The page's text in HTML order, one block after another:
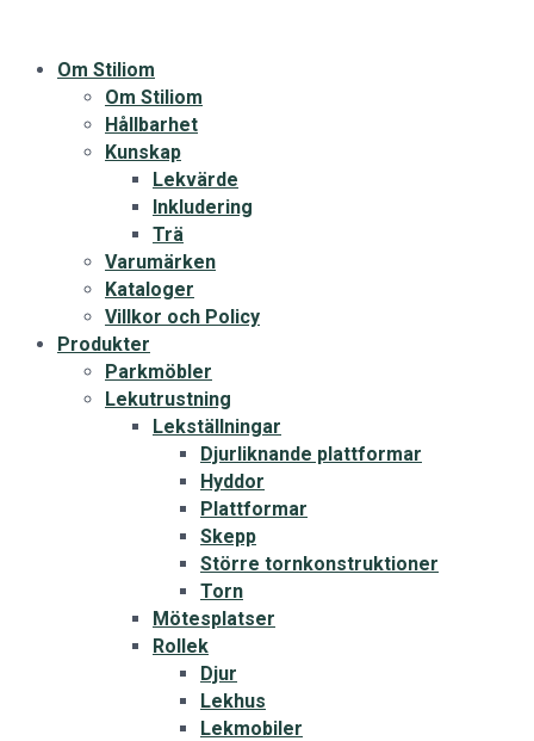
Om Stiliom
Om Stiliom
Hållbarhet
Kunskap
Lekvärde
Inkludering
Trä
Varumärken
Kataloger
Villkor och Policy
Produkter
Parkmöbler
Lekutrustning
Lekställningar
Djurliknande plattformar
Hyddor
Plattformar
Skepp
Större tornkonstruktioner
Torn
Mötesplatser
Rollek
Djur
Lekhus
Lekmobiler